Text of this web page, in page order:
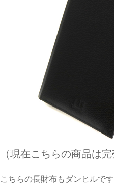
（現在こちらの商品は
こちらの長財布もダンヒルです